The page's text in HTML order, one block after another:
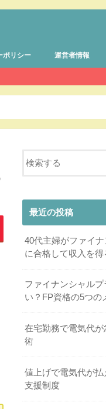
ポリシー 運営者情報
最近の投稿
40代主婦がファイ
に合格して収入を得
ファイナンシャル
い？FP資格の5つの
在宅勤務で電気代
術
値上げで電気代が
支援制度